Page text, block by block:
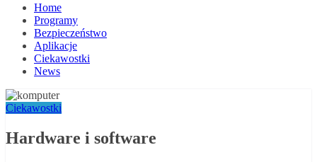
Home
Programy
Bezpieczeństwo
Aplikacje
Ciekawostki
News
Ciekawostki
Hardware i software